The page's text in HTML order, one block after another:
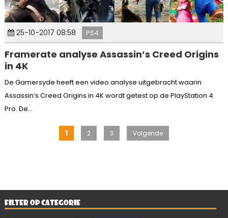
25-10-2017 08:58 PS4
Framerate analyse Assassin’s Creed Origins
in 4K
De Gamersyde heeft een video analyse uitgebracht waarin
Assassin’s Creed Origins in 4K wordt getest op de PlayStation 4
Pro. De...
Berichten
1 2 3 Volgende
FILTER OP CATEGORIE